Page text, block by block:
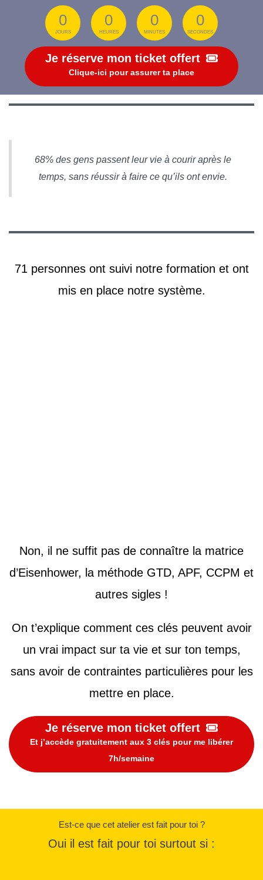
0
JOURS
0
HEURES
0
MINUTES
0
SECONDES
Je réserve mon ticket offert
Clique-ici pour assurer ta place
68% des gens passent leur vie à courir après le
temps, sans réussir à faire ce qu’ils ont envie.
71 personnes ont suivi notre formation et ont
mis en place notre système.
Non, il ne suffit pas de connaître la matrice
d’Eisenhower, la méthode GTD, APF, CCPM et
autres sigles !
On t’explique comment ces clés peuvent avoir
un vrai impact sur ta vie et sur ton temps,
sans avoir de contraintes particulières pour les
mettre en place.
Je réserve mon ticket offert
Et j’accède gratuitement aux 3 clés pour me libérer
7h/semaine
Est-ce que cet atelier est fait pour toi ?
Oui il est fait pour toi surtout si :